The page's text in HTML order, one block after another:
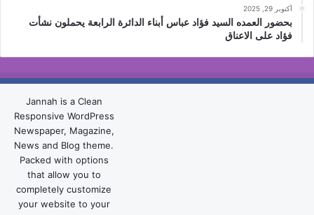
أكتوبر 29, 2025
بحضور العمده السيد فؤاد عباس أبناء الدائرة الرابعة يحملون نشأت
فؤاد على الاعناق
Jannah is a Clean
Responsive WordPress
Newspaper, Magazine,
News and Blog theme.
Packed with options
that allow you to
completely customize
your website to your